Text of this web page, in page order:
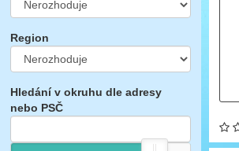
Region
Hledání v okruhu dle adresy
nebo PSČ